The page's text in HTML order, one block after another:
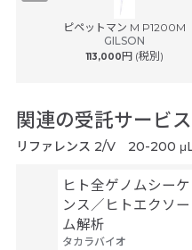
ピペットマン M P1200M
GILSON
113,000円 (税別)
関連の受託サービ
リファレンス 2/V 20-200
ヒト全ゲノムシーケ
ンス／ヒトエクソー
ム解析
タカラバイオ